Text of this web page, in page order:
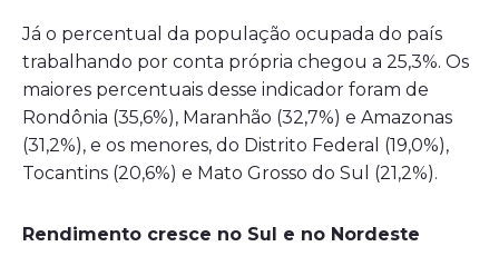
Já o percentual da população ocupada do país
trabalhando por conta própria chegou a 25,3%. Os
maiores percentuais desse indicador foram de
Rondônia (35,6%), Maranhão (32,7%) e Amazonas
(31,2%), e os menores, do Distrito Federal (19,0%),
Tocantins (20,6%) e Mato Grosso do Sul (21,2%).
Rendimento cresce no Sul e no Nordeste